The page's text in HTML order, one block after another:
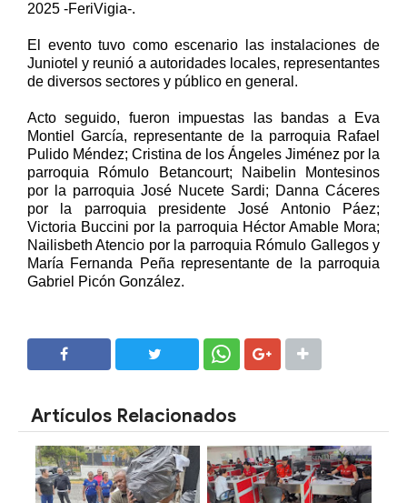
2025 -FeriVigia-.
El evento tuvo como escenario las instalaciones de
Juniotel y reunió a autoridades locales, representantes
de diversos sectores y público en general.
Acto seguido, fueron impuestas las bandas a Eva
Montiel García, representante de la parroquia Rafael
Pulido Méndez; Cristina de los Ángeles Jiménez por la
parroquia Rómulo Betancourt; Naibelin Montesinos
por la parroquia José Nucete Sardi; Danna Cáceres
por la parroquia presidente José Antonio Páez;
Victoria Buccini por la parroquia Héctor Amable Mora;
Nailisbeth Atencio por la parroquia Rómulo Gallegos y
María Fernanda Peña representante de la parroquia
Gabriel Picón González.
Artículos Relacionados